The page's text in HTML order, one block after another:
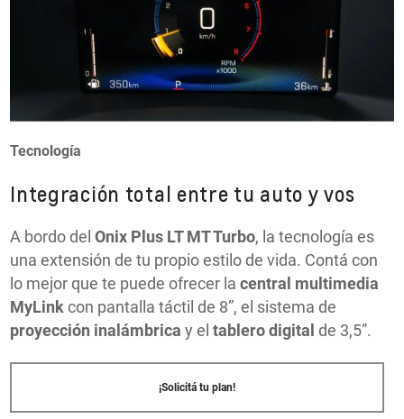
Tecnología
Integración total entre tu auto y vos
A bordo delOnix Plus LT MT Turbo, la tecnología es
una extensión de tu propio estilo de vida. Contá con
lo mejor que te puede ofrecer lacentral multimedia
MyLinkcon pantalla táctil de 8”, el sistema de
proyección inalámbrica y eltablero digital de 3,5”.
¡Solicitá tu plan!